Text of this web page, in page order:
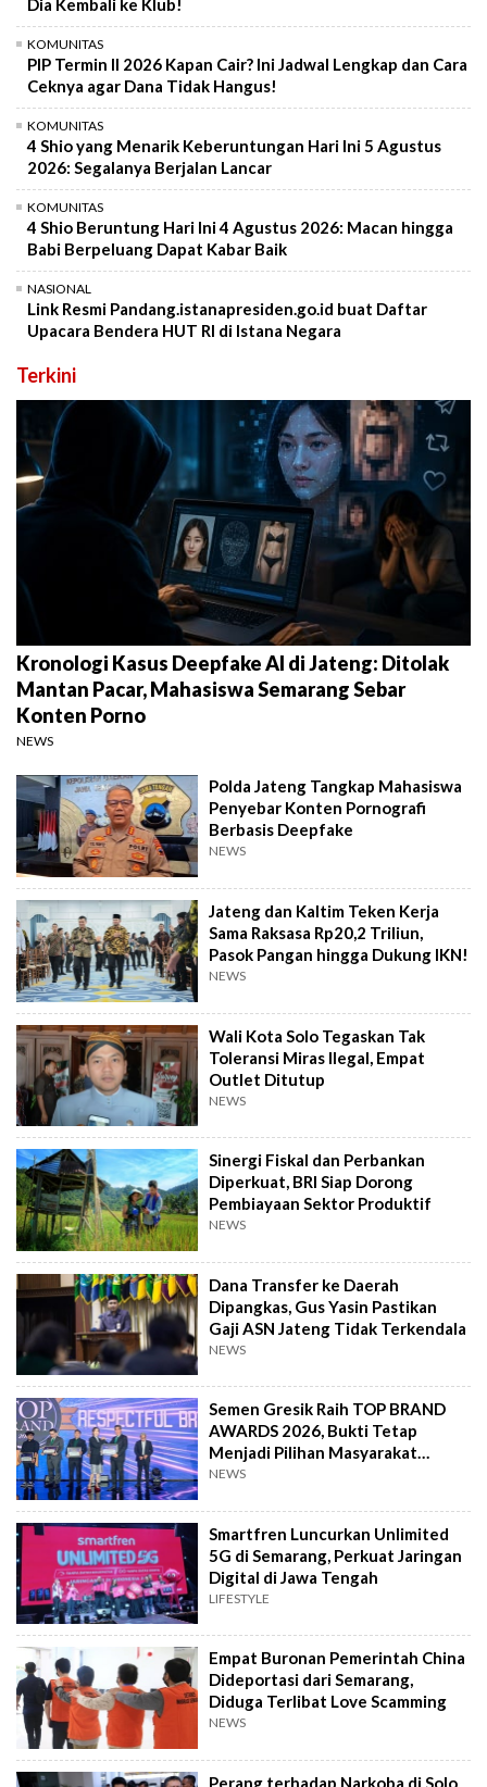
Dia Kembali ke Klub!
KOMUNITAS
PIP Termin II 2026 Kapan Cair? Ini Jadwal Lengkap dan Cara
Ceknya agar Dana Tidak Hangus!
KOMUNITAS
4 Shio yang Menarik Keberuntungan Hari Ini 5 Agustus
2026: Segalanya Berjalan Lancar
KOMUNITAS
4 Shio Beruntung Hari Ini 4 Agustus 2026: Macan hingga
Babi Berpeluang Dapat Kabar Baik
NASIONAL
Link Resmi Pandang.istanapresiden.go.id buat Daftar
Upacara Bendera HUT RI di Istana Negara
Terkini
Kronologi Kasus Deepfake AI di Jateng: Ditolak
Mantan Pacar, Mahasiswa Semarang Sebar
Konten Porno
NEWS
Polda Jateng Tangkap Mahasiswa
Penyebar Konten Pornografi
Berbasis Deepfake
NEWS
Jateng dan Kaltim Teken Kerja
Sama Raksasa Rp20,2 Triliun,
Pasok Pangan hingga Dukung IKN!
NEWS
Wali Kota Solo Tegaskan Tak
Toleransi Miras Ilegal, Empat
Outlet Ditutup
NEWS
Sinergi Fiskal dan Perbankan
Diperkuat, BRI Siap Dorong
Pembiayaan Sektor Produktif
NEWS
Dana Transfer ke Daerah
Dipangkas, Gus Yasin Pastikan
Gaji ASN Jateng Tidak Terkendala
NEWS
Semen Gresik Raih TOP BRAND
AWARDS 2026, Bukti Tetap
Menjadi Pilihan Masyarakat
Indonesia
NEWS
Smartfren Luncurkan Unlimited
5G di Semarang, Perkuat Jaringan
Digital di Jawa Tengah
LIFESTYLE
Empat Buronan Pemerintah China
Dideportasi dari Semarang,
Diduga Terlibat Love Scamming
NEWS
Perang terhadap Narkoba di Solo